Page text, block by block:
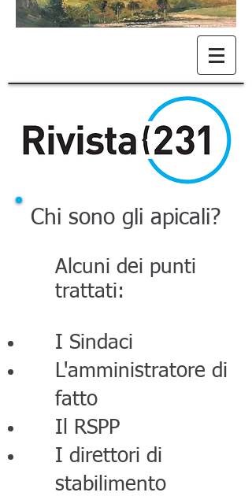
Chi sono gli apicali?
Alcuni dei punti
trattati:
I Sindaci
L'amministratore di
fatto
Il RSPP
I direttori di
stabilimento